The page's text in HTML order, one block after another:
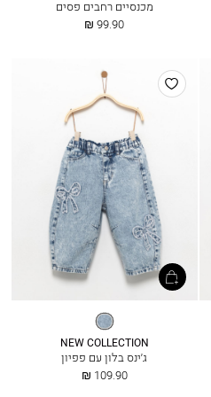
מכנסיים רחבים פסים
החל
99.90 ₪
הוסף
למועדפים
ג׳ינס
בהיר
NEW COLLECTION
ג׳ינס בלון עם פפיון
החל
109.90 ₪